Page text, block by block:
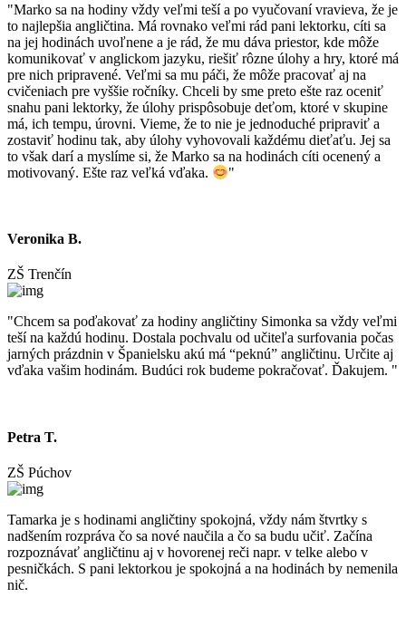
"Marko sa na hodiny vždy veľmi teší a po vyučovaní vravieva, že je
to najlepšia angličtina. Má rovnako veľmi rád pani lektorku, cíti sa
na jej hodinách uvoľnene a je rád, že mu dáva priestor, kde môže
komunikovať v anglickom jazyku, riešiť rôzne úlohy a hry, ktoré má
pre nich pripravené. Veľmi sa mu páči, že môže pracovať aj na
cvičeniach pre vyššie ročníky. Chceli by sme preto ešte raz oceniť
snahu pani lektorky, že úlohy prispôsobuje deťom, ktoré v skupine
má, ich tempu, úrovni. Vieme, že to nie je jednoduché pripraviť a
zostaviť hodinu tak, aby úlohy vyhovovali každému dieťaťu. Jej sa
to však darí a myslíme si, že Marko sa na hodinách cíti ocenený a
motivovaný. Ešte raz veľká vďaka.
"
Veronika B.
ZŠ Trenčín
"Chcem sa poďakovať za hodiny angličtiny Simonka sa vždy veľmi
teší na každú hodinu. Dostala pochvalu od učiteľa surfovania počas
jarných prázdnin v Španielsku akú má “peknú” angličtinu. Určite aj
vďaka vašim hodinám. Budúci rok budeme pokračovať. Ďakujem. "
Petra T.
ZŠ Púchov
Tamarka je s hodinami angličtiny spokojná, vždy nám štvrtky s
nadšením rozpráva čo sa nové naučila a čo sa budu učiť. Začína
rozpoznávať angličtinu aj v hovorenej reči napr. v telke alebo v
pesničkách. S pani lektorkou je spokojná a na hodinách by nemenila
nič.